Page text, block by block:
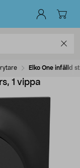
Elko One infälld
1 vippa